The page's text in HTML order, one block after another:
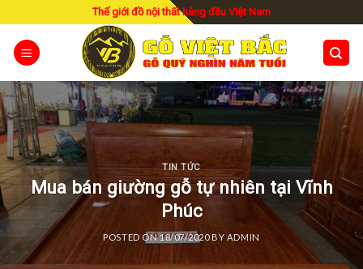
to
content
Thế giới đồ nội thất hàng đầu Việt Nam
TIN TỨC
Mua bán giường gỗ tự nhiên tại Vĩnh
Phúc
POSTED ON 18/07/2020BY ADMIN